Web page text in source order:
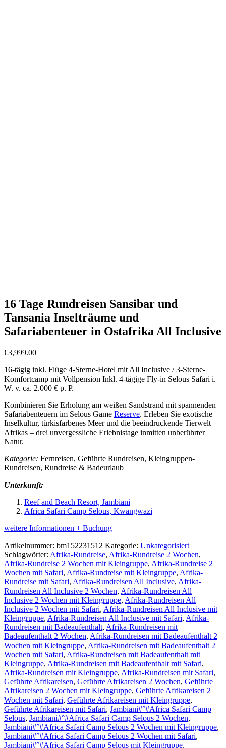
16 Tage Rundreisen Sansibar und
Tansania Inselträume und
Safariabenteuer in Ostafrika All Inclusive
€3,999.00
16-tägig inkl. Flüge 4-Sterne-Hotel mit All Inclusive / 3-Sterne-
Komfortcamp mit Vollpension Inkl. 4-tägige Fly-in Selous Safari i.
W. v. ca. 2.000 € p. P.
Kombinieren Sie Erholung am weißen Sandstrand mit spannenden
Safariabenteuern im Selous Game Reserve. Erleben Sie exotische
Inselkultur, türkisfarbenes Meer und die beeindruckende Tierwelt
Afrikas – drei unvergessliche Erlebnistage inmitten unberührter
Natur.
Kategorie: Fernreisen, Geführte Rundreisen, Kleingruppen-
Rundreisen, Rundreise & Badeurlaub
Unterkunft:
Reef and Beach Resort, Jambiani
Africa Safari Camp Selous, Kwangwazi
weitere Informationen + Buchung
Artikelnummer: bm152231512 Kategorie: Unkategorisiert
Schlagwörter: Afrika-Rundreise, Afrika-Rundreise 2 Wochen,
Afrika-Rundreise 2 Wochen mit Kleingruppe, Afrika-Rundreise 2
Wochen mit Safari, Afrika-Rundreise mit Kleingruppe, Afrika-
Rundreise mit Safari, Afrika-Rundreisen All Inclusive, Afrika-
Rundreisen All Inclusive 2 Wochen, Afrika-Rundreisen All
Inclusive 2 Wochen mit Kleingruppe, Afrika-Rundreisen All
Inclusive 2 Wochen mit Safari, Afrika-Rundreisen All Inclusive mit
Kleingruppe, Afrika-Rundreisen All Inclusive mit Safari, Afrika-
Rundreisen mit Badeaufenthalt, Afrika-Rundreisen mit
Badeaufenthalt 2 Wochen, Afrika-Rundreisen mit Badeaufenthalt 2
Wochen mit Kleingruppe, Afrika-Rundreisen mit Badeaufenthalt 2
Wochen mit Safari, Afrika-Rundreisen mit Badeaufenthalt mit
Kleingruppe, Afrika-Rundreisen mit Badeaufenthalt mit Safari,
Afrika-Rundreisen mit Kleingruppe, Afrika-Rundreisen mit Safari,
Geführte Afrikareisen, Geführte Afrikareisen 2 Wochen, Geführte
Afrikareisen 2 Wochen mit Kleingruppe, Geführte Afrikareisen 2
Wochen mit Safari, Geführte Afrikareisen mit Kleingruppe,
Geführte Afrikareisen mit Safari, Jambiani#°#Africa Safari Camp
Selous, Jambiani#°#Africa Safari Camp Selous 2 Wochen,
Jambiani#°#Africa Safari Camp Selous 2 Wochen mit Kleingruppe,
Jambiani#°#Africa Safari Camp Selous 2 Wochen mit Safari,
Jambiani#°#Africa Safari Camp Selous mit Kleingruppe,